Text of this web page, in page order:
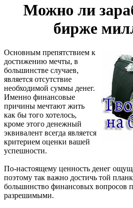
Можно ли
бирже
Основным препятствием к
достижению мечты, в
большинстве случаев,
является отсутствие
необходимой суммы денег.
Именно финансовые
причины мечтают жить
как бы того хотелось,
кроме этого денежный
эквивалент всегда является
критерием оценки вашей
успешности.
По-настоящему ценность денег
поэтому так важно достичь той
большинство финансовых вопросов
разрешимыми.